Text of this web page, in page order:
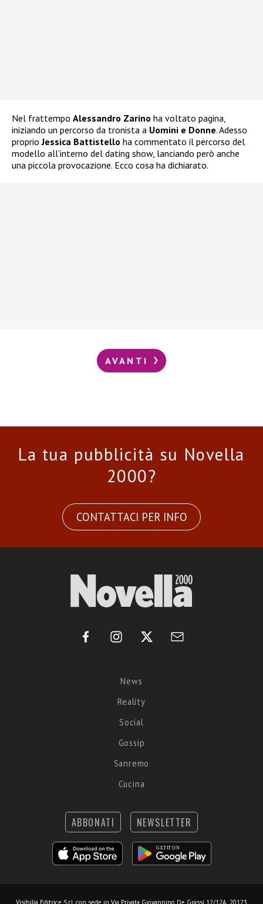
Nel frattempo Alessandro Zarino ha voltato pagina,
iniziando un percorso da tronista a Uomini e Donne. Adesso
proprioJessica Battistello ha commentato il percorso del
modello all’interno del dating show, lanciando però anche
una piccola provocazione. Ecco cosa ha dichiarato.
AVANTI
La tua pubblicità su Novella
2000?
CONTATTACI PER INFO
News
Reality
Social
Gossip
Sanremo
Cucina
ABBONATI NEWSLETTER
Visibilia Editrice S.r.l. con sede in Via Privata Giovannino De Grassi 12/12A, 20123